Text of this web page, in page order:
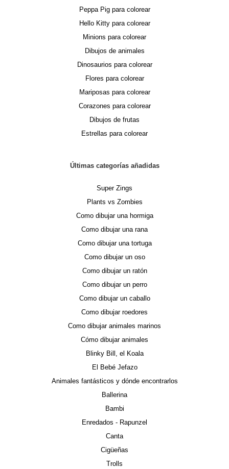
Peppa Pig para colorear
Hello Kitty para colorear
Minions para colorear
Dibujos de animales
Dinosaurios para colorear
Flores para colorear
Mariposas para colorear
Corazones para colorear
Dibujos de frutas
Estrellas para colorear
Últimas categorías añadidas
Super Zings
Plants vs Zombies
Como dibujar una hormiga
Como dibujar una rana
Como dibujar una tortuga
Como dibujar un oso
Como dibujar un ratón
Como dibujar un perro
Como dibujar un caballo
Como dibujar roedores
Como dibujar animales marinos
Cómo dibujar animales
Blinky Bill, el Koala
El Bebé Jefazo
Animales fantásticos y dónde encontrarlos
Ballerina
Bambi
Enredados - Rapunzel
Canta
Cigüeñas
Trolls